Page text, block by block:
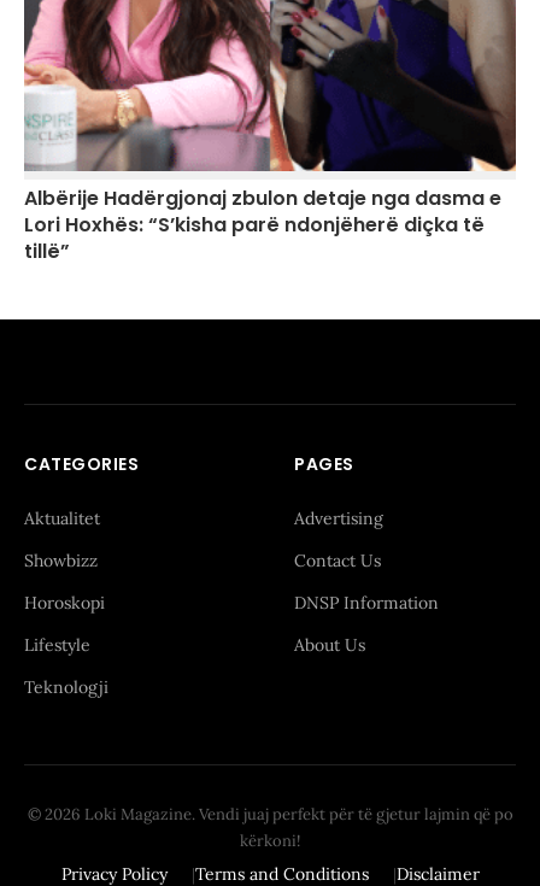
Albërije Hadërgjonaj zbulon detaje nga dasma e
Lori Hoxhës: “S’kisha parë ndonjëherë diçka të
tillë”
CATEGORIES
Aktualitet
Showbizz
Horoskopi
Lifestyle
Teknologji
PAGES
Advertising
Contact Us
DNSP Information
About Us
© 2026 Loki Magazine. Vendi juaj perfekt për të gjetur lajmin që po
kërkoni!
Privacy Policy Terms and Conditions Disclaimer